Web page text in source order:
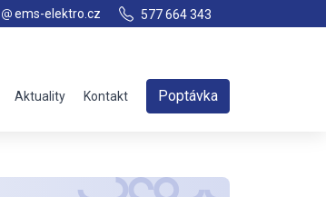
ems-elektro.cz 577 664 343
Aktuality Kontakt Poptávka